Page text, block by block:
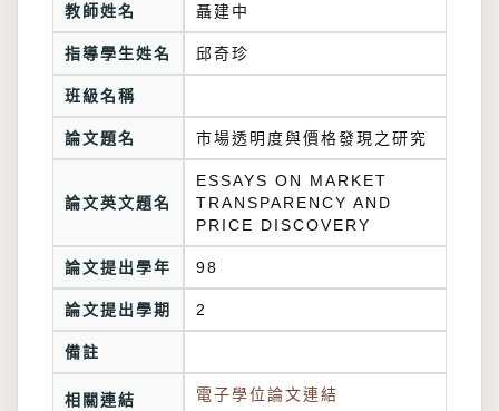
教師姓名 聶建中
指導學生姓名 邱奇珍
班級名稱
論文題名 市場透明度與價格發現之研究
論文英文題名
ESSAYS ON MARKET
TRANSPARENCY AND
PRICE DISCOVERY
論文提出學年 98
論文提出學期 2
備註
相關連結 電子學位論文連結